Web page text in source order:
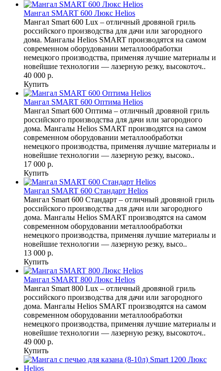
Мангал SMART 600 Люкс Helios
Мангал Smart 600 Lux – отличный дровяной гриль
российского производства для дачи или загородного
дома. Мангалы Helios SMART производятся на самом
современном оборудовании металлообработки
немецкого производства, применяя лучшие материалы и
новейшие технологии — лазерную резку, высокоточ..
40 000 р.
Купить
Мангал SMART 600 Оптима Helios
Мангал Smart 600 Оптима – отличный дровяной гриль
российского производства для дачи или загородного
дома. Мангалы Helios SMART производятся на самом
современном оборудовании металлообработки
немецкого производства, применяя лучшие материалы и
новейшие технологии — лазерную резку, высоко..
17 000 р.
Купить
Мангал SMART 600 Стандарт Helios
Мангал Smart 600 Стандарт – отличный дровяной гриль
российского производства для дачи или загородного
дома. Мангалы Helios SMART производятся на самом
современном оборудовании металлообработки
немецкого производства, применяя лучшие материалы и
новейшие технологии — лазерную резку, высо..
13 000 р.
Купить
Мангал SMART 800 Люкс Helios
Мангал Smart 800 Lux – отличный дровяной гриль
российского производства для дачи или загородного
дома. Мангалы Helios SMART производятся на самом
современном оборудовании металлообработки
немецкого производства, применяя лучшие материалы и
новейшие технологии — лазерную резку, высокоточ..
49 000 р.
Купить